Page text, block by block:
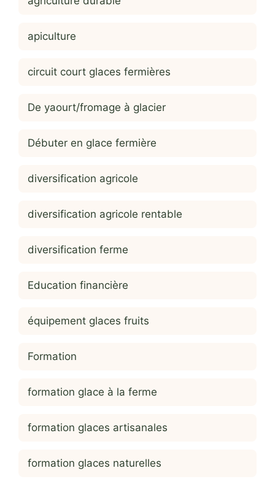
apiculture
circuit court glaces fermières
De yaourt/fromage à glacier
Débuter en glace fermière
diversification agricole
diversification agricole rentable
diversification ferme
Education financière
équipement glaces fruits
Formation
formation glace à la ferme
formation glaces artisanales
formation glaces naturelles